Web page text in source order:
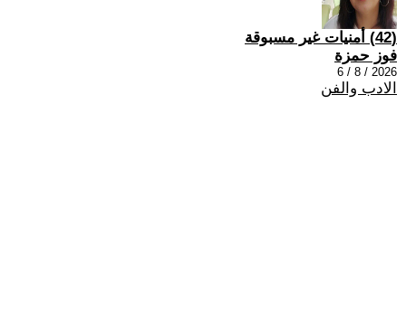
(42) أمنيات غير مسبوقة
فوز حمزة
2026 / 8 / 6
الادب والفن